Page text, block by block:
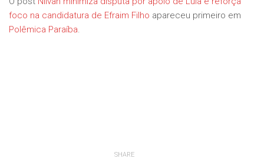
foco na candidatura de Efraim Filho apareceu primeiro em
Polêmica Paraíba.
SHARE